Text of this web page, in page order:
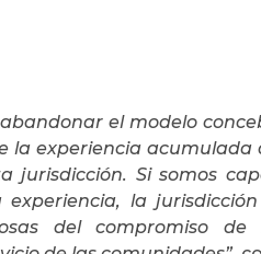
el modelo
la experiencia
jurisdicción. Si somos
la
del compromiso de